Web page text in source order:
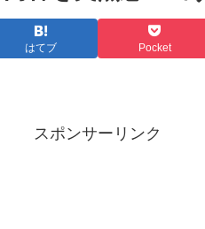
はてブ Pocket
スポンサーリンク